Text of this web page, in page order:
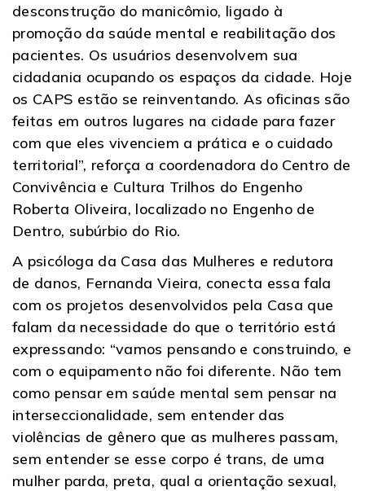
desconstrução do manicômio, ligado à
promoção da saúde mental e reabilitação dos
pacientes. Os usuários desenvolvem sua
cidadania ocupando os espaços da cidade. Hoje
os CAPS estão se reinventando. As oficinas são
feitas em outros lugares na cidade para fazer
com que eles vivenciem a prática e o cuidado
territorial”, reforça a coordenadora do Centro de
Convivência e Cultura Trilhos do Engenho
Roberta Oliveira, localizado no Engenho de
Dentro, subúrbio do Rio.
A psicóloga da Casa das Mulheres e redutora
de danos, Fernanda Vieira, conecta essa fala
com os projetos desenvolvidos pela Casa que
falam da necessidade do que o território está
expressando: “vamos pensando e construindo, e
com o equipamento não foi diferente. Não tem
como pensar em saúde mental sem pensar na
interseccionalidade, sem entender das
violências de gênero que as mulheres passam,
sem entender se esse corpo é trans, de uma
mulher parda, preta, qual a orientação sexual,